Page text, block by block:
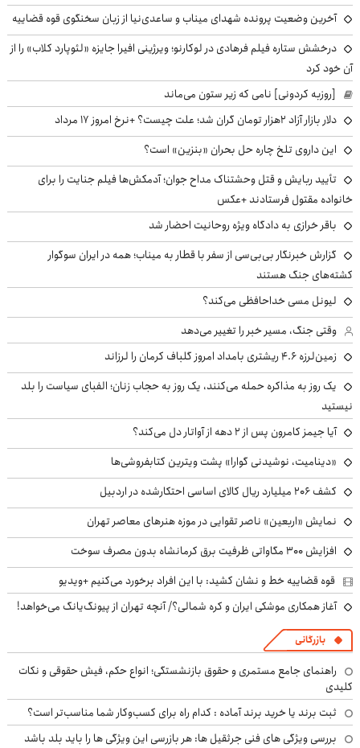
آخرین وضعیت پرونده شهدای میناب و ساعدی‌نیا از زبان سخنگوی قوه قضاییه
درخشش ستاره فیلم فرهادی در لوکارنو؛ ویرژینی افیرا جایزه «لئوپارد کلاب» را از
آن خود کرد
[روزبه کردونی] نامی که زیر ستون می‌ماند
دلار بازار آزاد ۲هزار تومان گران شد؛ علت چیست؟ +نرخ امروز ۱۷ مرداد
این داروی تلخ چاره حل بحران «بنزین» است؟
تأیید ربایش و قتل وحشتناک مداح جوان؛ آدمکش‌ها فیلم جنایت را برای
خانواده مقتول فرستادند +عکس
باقر خرازی به دادگاه ویژه روحانیت احضار شد
گزارش خبرنگار بی‌بی‌سی از سفر با قطار به میناب؛ همه در ایران سوگوار
کشته‌های جنگ هستند
لیونل مسی خداحافظی می‌کند؟
وقتی جنگ، مسیر خبر را تغییر می‌دهد
زمین‌لرزه ۴.۶ ریشتری بامداد امروز گلباف کرمان را لرزاند
یک روز به مذاکره حمله می‌کنند، یک روز به حجاب زنان؛ الفبای سیاست را بلد
نیستید
آیا جیمز کامرون پس از ۲ دهه از آواتار دل می‌کند؟
«دینامیت، نوشیدنی گوارا» پشت ویترین کتابفروشی‌ها
کشف ۲۰۶ میلیارد ریال کالای اساسی احتکارشده در اردبیل
نمایش «اربعین» ناصر تقوایی در موزه هنرهای معاصر تهران
افزایش ۳۰۰ مگاواتی ظرفیت برق کرمانشاه بدون مصرف سوخت
قوه قضاییه خط و نشان کشید: با این افراد برخورد می‌کنیم +ویدیو
آغاز همکاری موشکی ایران و کره شمالی؟/ آنچه تهران از پیونگ‌یانگ می‌خواهد!
بازرگانی
راهنمای جامع مستمری و حقوق بازنشستگی؛ انواع حکم، فیش حقوقی و نکات
کلیدی
ثبت برند یا خرید برند آماده : کدام راه برای کسب‌وکار شما مناسب‌تر است؟
بررسی ویژگی های فنی جرثقیل ها: هر بازرسی این ویژگی ها را باید بلد باشد